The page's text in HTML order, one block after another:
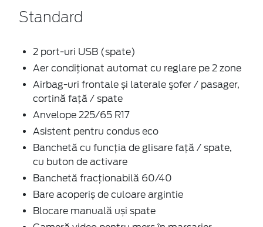
Standard
2 port-uri USB (spate)
Aer condiţionat automat cu reglare pe 2 zone
Airbag-uri frontale și laterale şofer / pasager,
cortină faţă / spate
Anvelope 225/65 R17
Asistent pentru condus eco
Banchetă cu funcţia de glisare faţă / spate,
cu buton de activare
Banchetă fracționabilă 60/40
Bare acoperiș de culoare argintie
Blocare manuală uși spate